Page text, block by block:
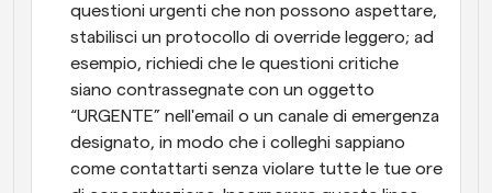
questioni urgenti che non possono aspettare,
stabilisci un protocollo di override leggero; ad
esempio, richiedi che le questioni critiche
siano contrassegnate con un oggetto
“URGENTE” nell'email o un canale di emergenza
designato, in modo che i colleghi sappiano
come contattarti senza violare tutte le tue ore